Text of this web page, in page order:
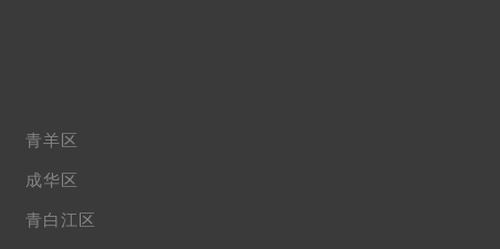
青羊区
成华区
青白江区